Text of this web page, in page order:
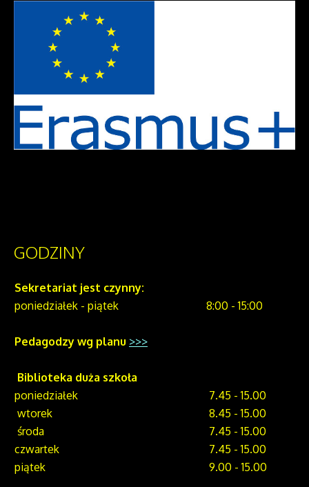
GODZINY
Sekretariat jest czynny:
poniedziałek - piątek
8:00 - 15:00
Pedagodzy wg planu >>>
Biblioteka duża szkoła
poniedziałek
7.45 - 15.00
wtorek
8.45 - 15.00
środa
7.45 - 15.00
czwartek
7.45 - 15.00
piątek
9.00 - 15.00